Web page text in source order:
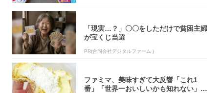
「現実…？」〇〇をしただけで貧困主婦
が宝くじ当選
PR(合同会社デジタルファーム )
ファミマ、美味すぎて大反響「これ1
番」「世界一おいしいかも知れない」